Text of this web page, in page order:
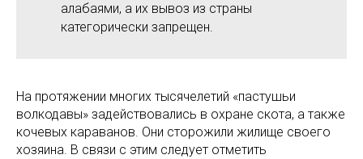
алабаями, а их вывоз из страны
категорически запрещен.
На протяжении многих тысячелетий «пастушьи
волкодавы» задействовались в охране скота, а также
кочевых караванов. Они сторожили жилище своего
хозяина. В связи с этим следует отметить